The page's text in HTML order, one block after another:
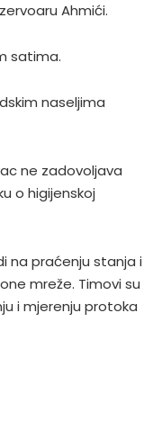
Ahmići.
satima.
naseljima
ne zadovoljava
o higijenskoj
na praćenju stanja i
mreže. Timovi su
i mjerenju protoka